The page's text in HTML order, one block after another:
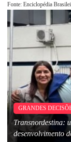
Fonte: Enciclopédia
GRANDES
Transnordestina:
desenvolvimento